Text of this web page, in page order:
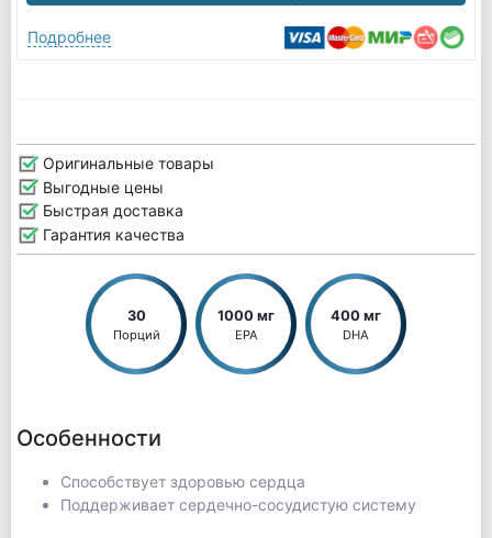
Подробнее
Оригинальные товары
Выгодные цены
Быстрая доставка
Гарантия качества
30
Порций
1000 мг
EPA
400 мг
DHA
Особенности
Способствует здоровью сердца
Поддерживает сердечно-сосудистую систему